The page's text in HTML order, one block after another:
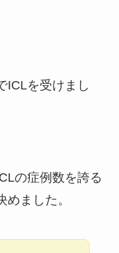
ICLを受けまし
の症例数を誇る
ました。